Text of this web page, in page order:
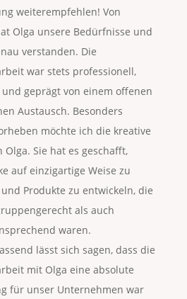
weiterempfehlen! Von
Olga unsere Bedürfnisse und
verstanden. Die
war stets professionell,
geprägt von einem offenen
Austausch. Besonders
möchte ich die kreative
Olga. Sie hat es geschafft,
auf einzigartige Weise zu
Produkte zu entwickeln, die
als auch
waren.
lässt sich sagen, dass die
mit Olga eine absolute
für unser Unternehmen war